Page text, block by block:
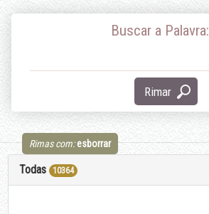
Buscar a Palavra:
Rimar
Rimas com:esborrar
Todas 10364